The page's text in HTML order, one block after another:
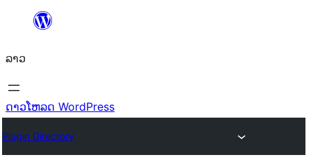
ທີ່
ເນື້ອຫາ
ລາວ
ດາວໂຫລດ WordPress
Plugin Directory